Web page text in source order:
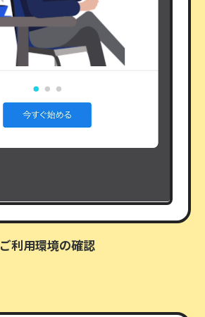
ご利用環境の確認